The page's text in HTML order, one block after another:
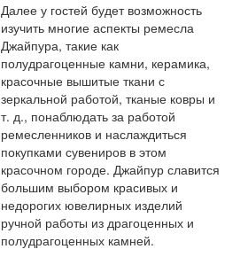
Далее у гостей будет возможность
изучить многие аспекты ремесла
Джайпура, такие как
полудрагоценные камни, керамика,
красочные вышитые ткани с
зеркальной работой, тканые ковры и
т. д., понаблюдать за работой
ремесленников и наслаждиться
покупками сувениров в этом
красочном городе. Джайпур славится
большим выбором красивых и
недорогих ювелирных изделий
ручной работы из драгоценных и
полудрагоценных камней.